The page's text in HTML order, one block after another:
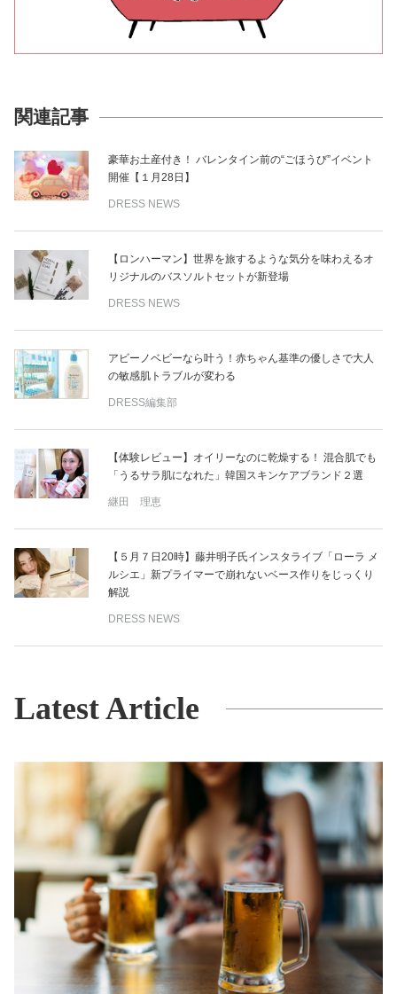
関連記事
豪華お土産付き！ バレンタイン前の“ごほうび”イベント
開催【１月28日】
DRESS NEWS
【ロンハーマン】世界を旅するような気分を味わえるオ
リジナルのバスソルトセットが新登場
DRESS NEWS
アビーノベビーなら叶う！赤ちゃん基準の優しさで大人
の敏感肌トラブルが変わる
DRESS編集部
【体験レビュー】オイリーなのに乾燥する！ 混合肌でも
「うるサラ肌になれた」韓国スキンケアブランド２選
継田 理恵
【５月７日20時】藤井明子氏インスタライブ「ローラ メ
ルシエ」新プライマーで崩れないベース作りをじっくり
解説
DRESS NEWS
Latest Article